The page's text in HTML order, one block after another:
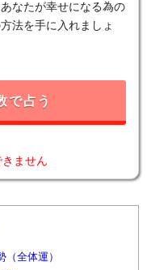
なたが幸せになる為の
法を手に入れましょ
で占う
ません
全体運）